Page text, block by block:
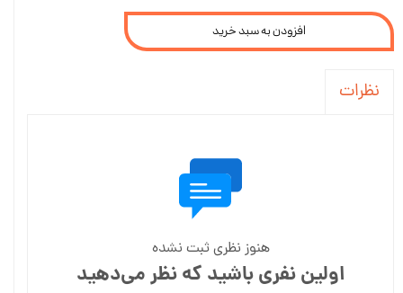
افزودن به سبد خرید
نظرات
هنوز نظری ثبت نشده
اولین نفری باشید که نظر می‌دهید